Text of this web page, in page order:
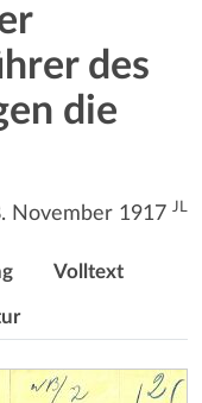
des
die
November 1917 JL
Volltext